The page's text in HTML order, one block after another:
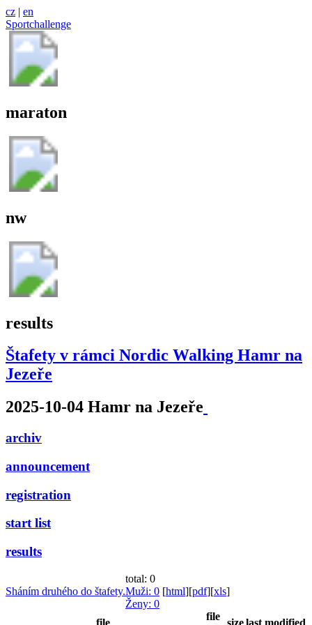
cz | en
Sportchallenge
maraton
nw
results
Štafety v rámci Nordic Walking Hamr na
Jezeře
2025-10-04 Hamr na Jezeře
archiv
announcement
registration
start list
results
Sháním druhého do štafety.
total: 0
Muži: 0
Ženy: 0
[html][pdf][xls]
file
file
sizelast modified